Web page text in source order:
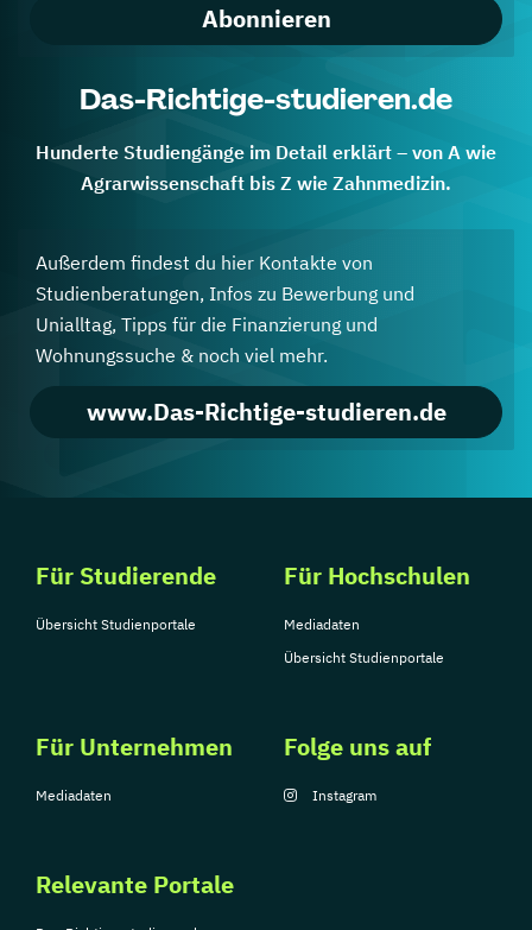
Abonnieren
Das-Richtige-studieren.de
Hunderte Studiengänge im Detail erklärt – von A wie
Agrarwissenschaft bis Z wie Zahnmedizin.
Außerdem findest du hier Kontakte von
Studienberatungen, Infos zu Bewerbung und
Unialltag, Tipps für die Finanzierung und
Wohnungssuche & noch viel mehr.
www.Das-Richtige-studieren.de
Für Studierende
Übersicht Studienportale
Für Hochschulen
Mediadaten
Übersicht Studienportale
Für Unternehmen
Mediadaten
Relevante Portale
Folge uns auf
Instagram